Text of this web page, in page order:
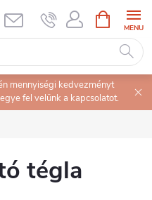
KOSÁR
mennyiségi kedvezményt
fel velünk a kapcsolatot.
tégla